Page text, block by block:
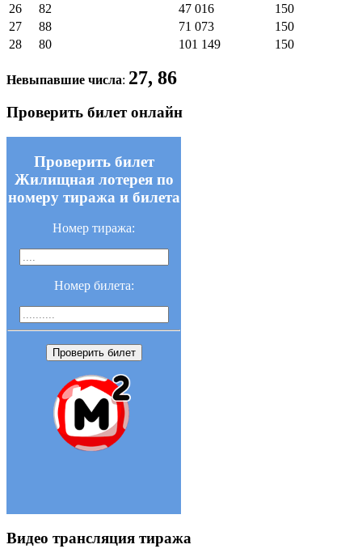
26
82 47 016
150
27
88 71 073
150
28
80 101 149 150
Невыпавшие числа: 27, 86
Проверить билет онлайн
Проверить билет
Жилищная лотерея по
номеру тиража и билета
Номер тиража:
Номер билета:
Проверить билет
Видео трансляция тиража